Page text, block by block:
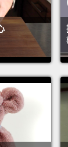
墊消毒，將伏
with lemon
Let sit for
to wipe the
潔你家的微波